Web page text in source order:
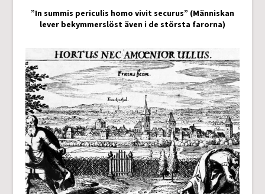
”In summis periculis homo vivit securus” (Människan
lever bekymmerslöst även i de största farorna)